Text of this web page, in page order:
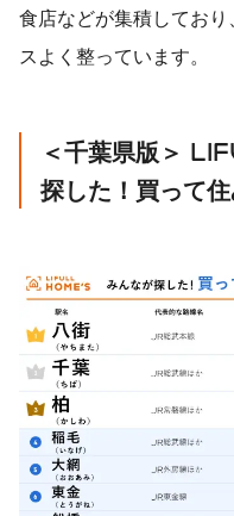
食店などが集積してお
スよく整っています。
＜千葉県版＞
探した！買って